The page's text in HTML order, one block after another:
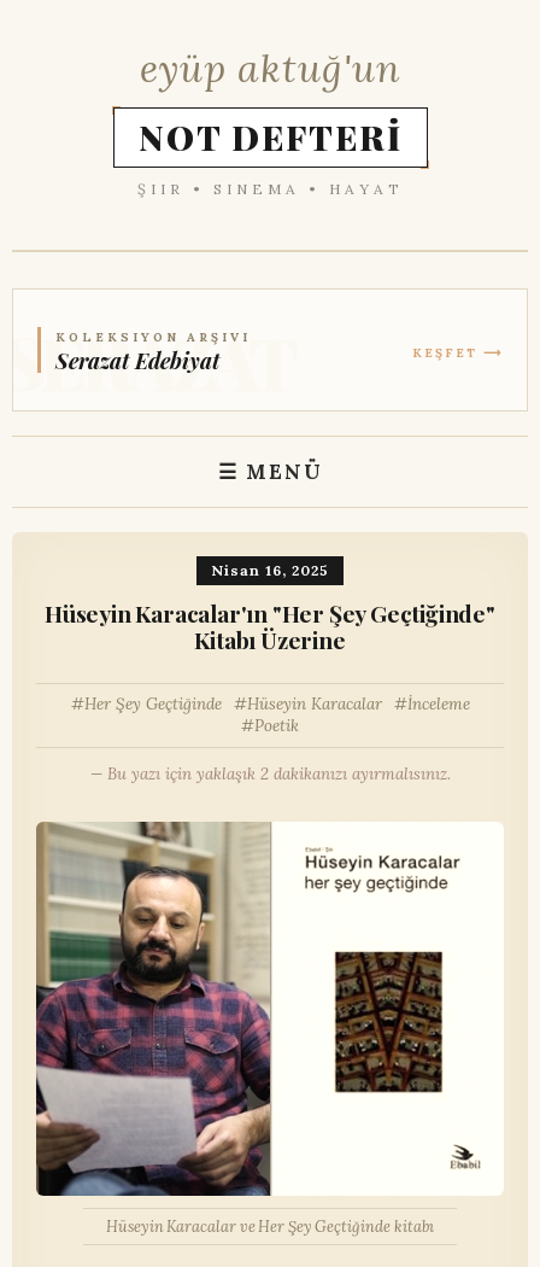
eyüp aktuğ'un
NOT DEFTERİ
ŞIIR • SINEMA • HAYAT
KOLEKSIYON ARŞIVI
Serazat Edebiyat KEŞFET ⟶
☰ MENÜ
Nisan 16, 2025
Hüseyin Karacalar'ın "Her Şey Geçtiğinde"
Kitabı Üzerine
Her Şey Geçtiğinde Hüseyin Karacalar
İnceleme
Poetik
— Bu yazı için yaklaşık 2 dakikanızı ayırmalısınız.
Hüseyin Karacalar ve Her Şey Geçtiğinde kitabı